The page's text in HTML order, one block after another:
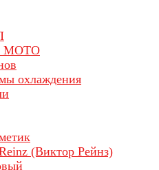
МОТО
охлаждения
(Виктор Рейнз)